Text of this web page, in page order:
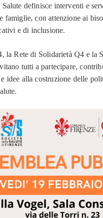
Salute definisce interventi e
famiglie, con attenzione ai
e di inclusione.
la Rete di Solidarietà Q4 e la
tutti a partecipare,
idee alla costruzione delle